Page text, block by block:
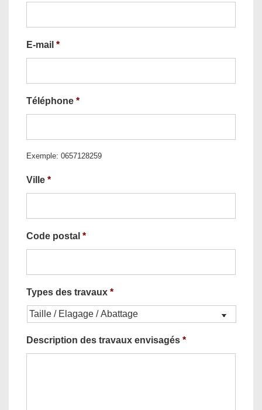
E-mail *
Téléphone *
Exemple: 0657128259
Ville *
Code postal *
Types des travaux *
Description des travaux envisagés *